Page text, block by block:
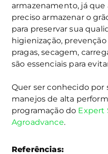
armazenamento, já que
preciso armazenar o
para preservar sua
higienização,
pragas, secagem,
são essenciais para
Quer ser conhecido por
manejos de alta
programação do Expert
Agroadvance.
Referências: